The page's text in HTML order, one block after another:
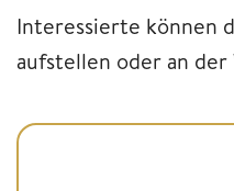
Interessierte können
aufstellen oder an